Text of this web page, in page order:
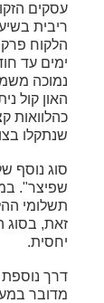
עסקים
ריבית
הלקוח
ימים עד
נמוכה
האון קול
כהלוואות
שנתקלו
סוג נוסף
שפיצר".
תשלומי
זאת, בסוג
יחסית.
דרך
מדובר